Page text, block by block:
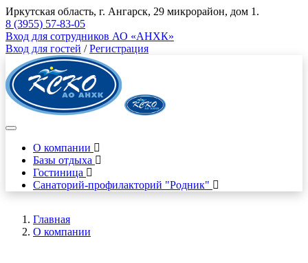
Иркутская область, г. Ангарск, 29 микрорайон, дом 1.
8 (3955) 57-83-05
Вход для сотрудников АО «АНХК»
Вход для гостей /Регистрация
О компании
Базы отдыха
Гостиница
Санаторий-профилакторий "Родник"
Главная
О компании